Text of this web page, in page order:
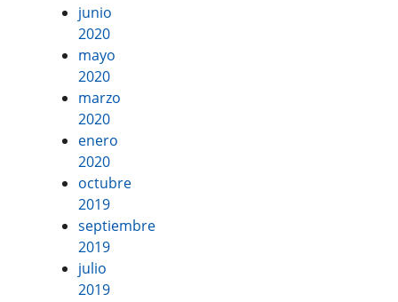
junio
2020
mayo
2020
marzo
2020
enero
2020
octubre
2019
septiembre
2019
julio
2019